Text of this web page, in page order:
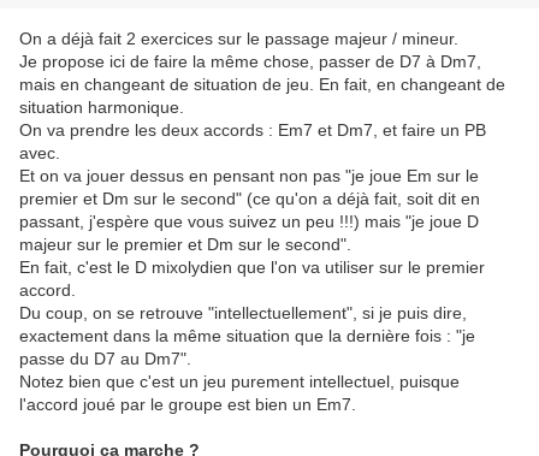
On a déjà fait 2 exercices sur le passage majeur / mineur.
Je propose ici de faire la même chose, passer de D7 à Dm7,
mais en changeant de situation de jeu. En fait, en changeant de
situation harmonique.
On va prendre les deux accords : Em7 et Dm7, et faire un PB
avec.
Et on va jouer dessus en pensant non pas "je joue Em sur le
premier et Dm sur le second" (ce qu'on a déjà fait, soit dit en
passant, j'espère que vous suivez un peu !!!) mais "je joue D
majeur sur le premier et Dm sur le second".
En fait, c'est le D mixolydien que l'on va utiliser sur le premier
accord.
Du coup, on se retrouve "intellectuellement", si je puis dire,
exactement dans la même situation que la dernière fois : "je
passe du D7 au Dm7".
Notez bien que c'est un jeu purement intellectuel, puisque
l'accord joué par le groupe est bien un Em7.
Pourquoi ça marche ?